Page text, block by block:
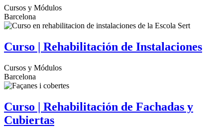
Cursos y Módulos
Barcelona
Curso | Rehabilitación de Instalaciones
Cursos y Módulos
Barcelona
Curso | Rehabilitación de Fachadas y
Cubiertas